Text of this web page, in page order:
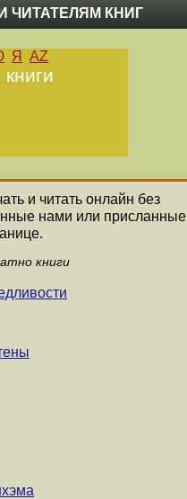
ЧИТАТЕЛЯМ КНИГ
Я AZ
и читать онлайн без
нами или присланные
книги